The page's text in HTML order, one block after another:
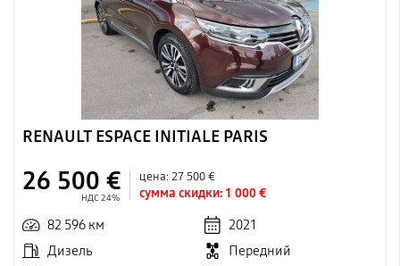
RENAULT ESPACE INITIALE PARIS
26 500 €
НДС 24%
цена:27 500 €
сумма скидки: 1 000 €
82 596 км
2021
Дизель
Передний